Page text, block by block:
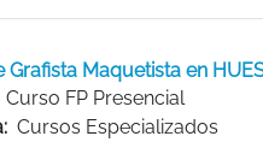
Grafista Maquetista en
Curso FP Presencial
Cursos Especializados